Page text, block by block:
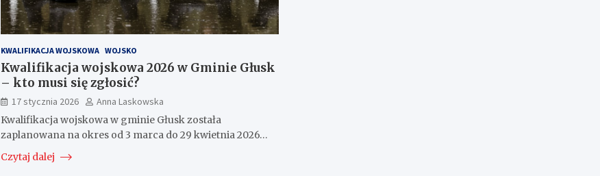
KWALIFIKACJA WOJSKOWA WOJSKO
Kwalifikacja wojskowa 2026 w Gminie Głusk
– kto musi się zgłosić?
17 stycznia 2026
Anna Laskowska
Kwalifikacja wojskowa w gminie Głusk została
zaplanowana na okres od 3 marca do 29 kwietnia 2026…
Czytaj dalej